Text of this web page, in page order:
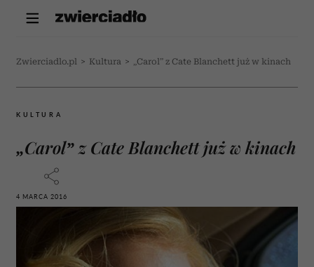
Zwierciadlo.pl > Kultura > „Carol” z Cate Blanchett już w kinach
KULTURA
„Carol” z Cate Blanchett już w kinach
4 MARCA 2016